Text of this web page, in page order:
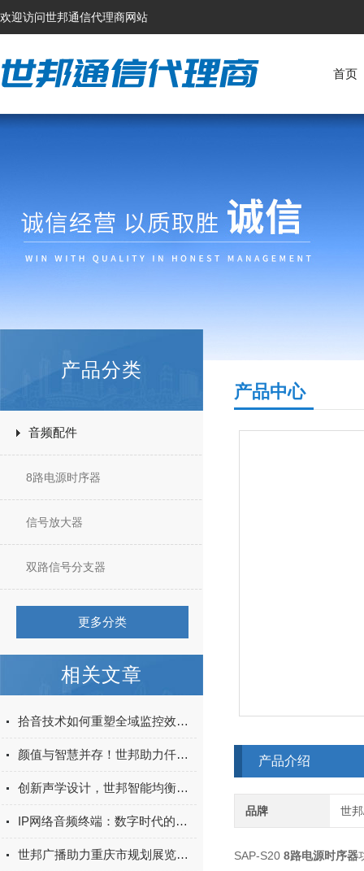
欢迎访问世邦通信代理商网站
首页
产品分类
音频配件
8路电源时序器
信号放大器
双路信号分支器
更多分类
相关文章
拾音技术如何重塑全域监控效能：绘声绘色的安防新境界
颜值与智慧并存！世邦助力仟坤集团打造美观大气会议室
创新声学设计，世邦智能均衡音箱如何实现声学突破？
IP网络音频终端：数字时代的音频传输新利器
世邦广播助力重庆市规划展览馆信息化建设
产品中心
产品介绍
品牌 世
SAP-S20 8路电源时序器